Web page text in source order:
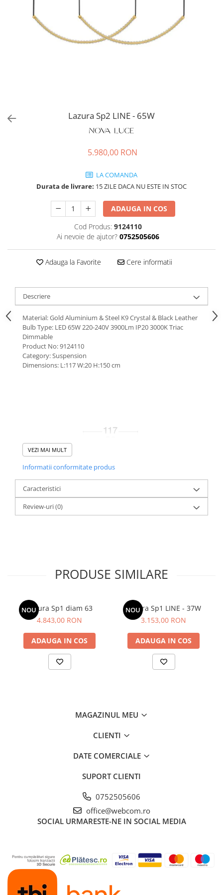
Lazura Sp2 LINE - 65W
5.980,00 RON
LA COMANDA
Durata de livrare: 15 ZILE DACA NU ESTE IN STOC
ADAUGA IN COS
Cod Produs: 9124110
Ai nevoie de ajutor? 0752505606
Adauga la Favorite Cere informatii
Descriere
Material: Gold Aluminium & Steel K9 Crystal & Black Leather
Bulb Type: LED 65W 220-240V 3900Lm IP20 3000K Triac
Dimmable
Product No: 9124110
Category: Suspension
Dimensions: L:117 W:20 H:150 cm
VEZI MAI MULT
Informatii conformitate produs
Caracteristici
Review-uri(0)
PRODUSE SIMILARE
NOU
Lazura Sp1 diam 63
4.843,00 RON
ADAUGA IN COS
NOU
Lazura Sp1 LINE - 37W
3.153,00 RON
ADAUGA IN COS
MAGAZINUL MEU
CLIENTI
DATE COMERCIALE
SUPORT CLIENTI
0752505606
office@webcom.ro
SOCIAL URMARESTE-NE IN SOCIAL MEDIA